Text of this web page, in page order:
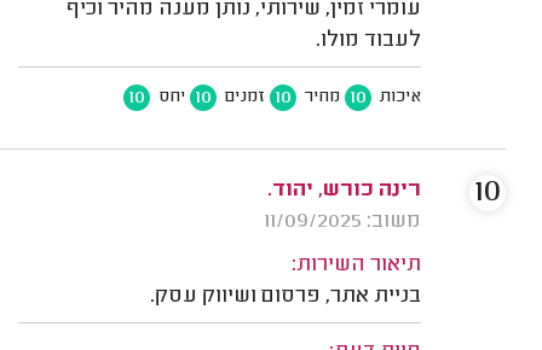
עומרי זמין, שירותי, נותן מענה מהיר וכיף
לעבוד מולו.
איכות 10 מחיר 10 זמנים 10 יחס 10
רינה כורש, יהוד.
משוב: 11/09/2025
תיאור השירות:
בניית אתר, פרסום ושיווק עסק.
10